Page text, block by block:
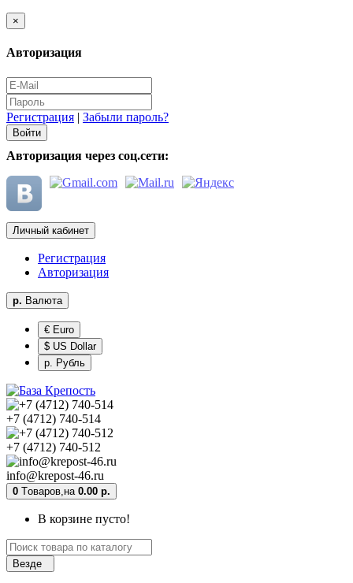
×
Авторизация
Регистрация | Забыли пароль?
Авторизация через соц.сети:
Личный кабинет
Регистрация
Авторизация
р. Валюта
€ Euro
$ US Dollar
р. Рубль
+7 (4712) 740-514
+7 (4712) 740-512
info@krepost-46.ru
0 Tоваров, на 0.00 р.
В корзине пусто!
Везде